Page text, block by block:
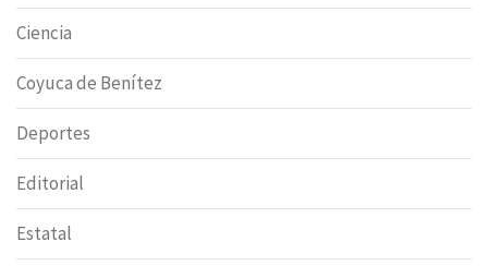
Ciencia
Coyuca de Benítez
Deportes
Editorial
Estatal